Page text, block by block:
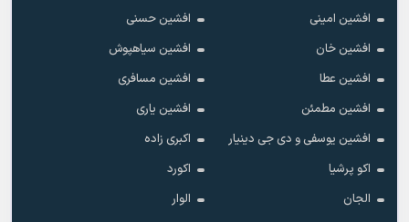
افشین امینی
افشین حسنی
افشین خان
افشین سیاهپوش
افشین عطا
افشین مسافری
افشین مطمئن
افشین یاری
افشین یوسفی و دی جی دینیار
اکبری زاده
اکو پرشیا
اکورد
الجان
الوار